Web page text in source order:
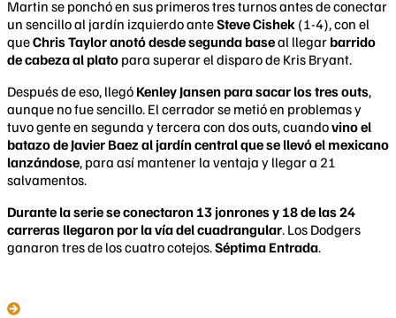
Martin se ponchó en sus primeros tres turnos antes de conectar
un sencillo al jardín izquierdo anteSteve Cishek (1-4), con el
queChris Taylor anotó desde segunda baseal llegar barrido
de cabeza al plato para superar el disparo de Kris Bryant.
Después de eso, llegó Kenley Jansen para sacar los tres outs,
aunque no fue sencillo. El cerrador se metió en problemas y
tuvo gente en segunda y tercera con dos outs, cuandovino el
batazo de Javier Baez al jardín central que se llevó el mexicano
lanzándose, para así mantener la ventaja y llegar a 21
salvamentos.
Durante la serie se conectaron 13 jonrones y 18 de las 24
carreras llegaron por la vía del cuadrangular. Los Dodgers
ganaron tres de los cuatro cotejos.Séptima Entrada.